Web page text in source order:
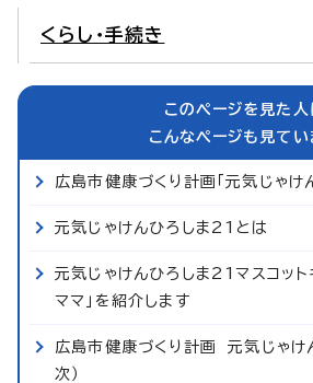
くらし・手続き
このページを見た人
こんなページも見てい
広島市健康づくり計画「元気じゃけ
元気じゃけんひろしま21とは
元気じゃけんひろしま21マスコット
ママ」を紹介します
広島市健康づくり計画 元気じゃけ
次）